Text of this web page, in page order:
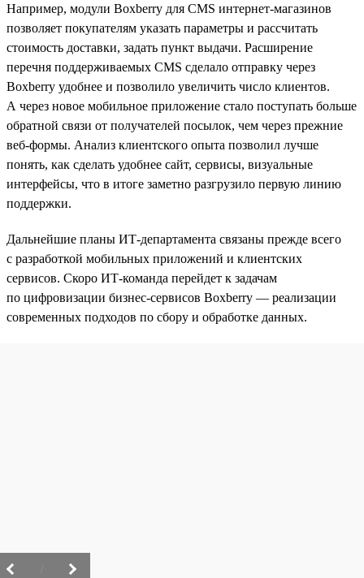
Например, модули Boxberry для CMS интернет-магазинов
позволяет покупателям указать параметры и рассчитать
стоимость доставки, задать пункт выдачи. Расширение
перечня поддерживаемых CMS сделало отправку через
Boxberry удобнее и позволило увеличить число клиентов.
А через новое мобильное приложение стало поступать больше
обратной связи от получателей посылок, чем через прежние
веб-формы. Анализ клиентского опыта позволил лучше
понять, как сделать удобнее сайт, сервисы, визуальные
интерфейсы, что в итоге заметно разгрузило первую линию
поддержки.
Дальнейшие планы ИТ-департамента связаны прежде всего
с разработкой мобильных приложений и клиентских
сервисов. Скоро ИТ-команда перейдет к задачам
по цифровизации бизнес-сервисов Boxberry — реализации
современных подходов по сбору и обработке данных.